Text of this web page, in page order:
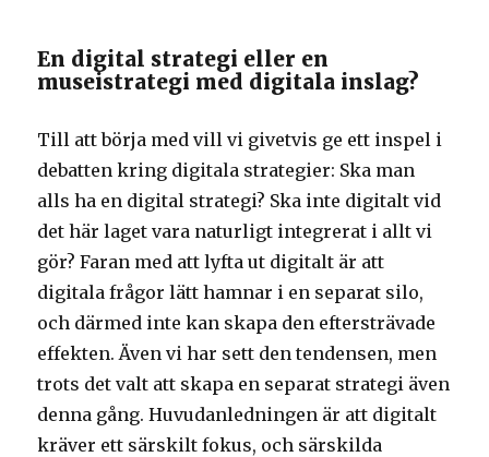
En digital strategi eller en
museistrategi med digitala inslag?
Till att börja med vill vi givetvis ge ett inspel i
debatten kring digitala strategier: Ska man
alls ha en digital strategi? Ska inte digitalt vid
det här laget vara naturligt integrerat i allt vi
gör? Faran med att lyfta ut digitalt är att
digitala frågor lätt hamnar i en separat silo,
och därmed inte kan skapa den eftersträvade
effekten. Även vi har sett den tendensen, men
trots det valt att skapa en separat strategi även
denna gång. Huvudanledningen är att digitalt
kräver ett särskilt fokus, och särskilda